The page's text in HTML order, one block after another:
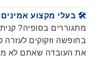
🛠️ בעלי מקצוע
מתגוררים בסופיה?
בחופשה וזקוקים
את העובדה שאתם לא